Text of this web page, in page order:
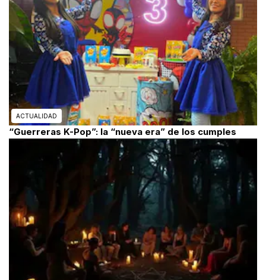
ACTUALIDAD
“Guerreras K-Pop”: la “nueva era” de los cumples